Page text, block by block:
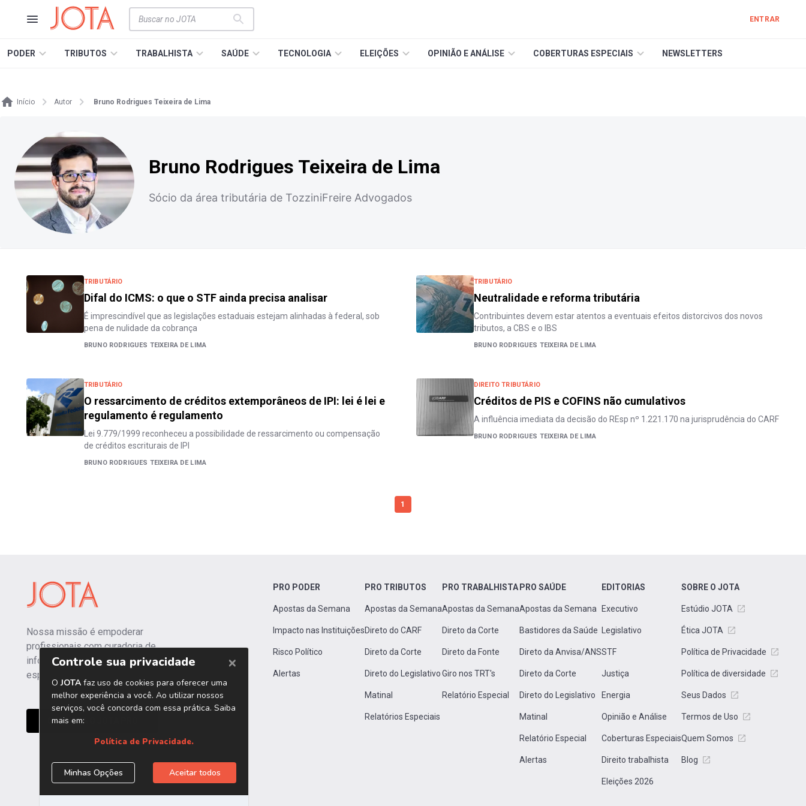
ENTRAR
PODER TRIBUTOS TRABALHISTA SAÚDE TECNOLOGIA ELEIÇÕES OPINIÃO E ANÁLISE COBERTURAS ESPECIAIS NEWSLETTERS
Início Autor Bruno Rodrigues Teixeira de Lima
Bruno Rodrigues Teixeira de Lima
Sócio da área tributária de TozziniFreire Advogados
TRIBUTÁRIO
Difal do ICMS: o que o STF ainda precisa analisar
É imprescindível que as legislações estaduais estejam alinhadas à federal, sob
pena de nulidade da cobrança
BRUNO RODRIGUES TEIXEIRA DE LIMA
TRIBUTÁRIO
Neutralidade e reforma tributária
Contribuintes devem estar atentos a eventuais efeitos distorcivos dos novos
tributos, a CBS e o IBS
BRUNO RODRIGUES TEIXEIRA DE LIMA
TRIBUTÁRIO
O ressarcimento de créditos extemporâneos de IPI: lei é lei e
regulamento é regulamento
Lei 9.779/1999 reconheceu a possibilidade de ressarcimento ou compensação
de créditos escriturais de IPI
BRUNO RODRIGUES TEIXEIRA DE LIMA
DIREITO TRIBUTÁRIO
Créditos de PIS e COFINS não cumulativos
A influência imediata da decisão do REsp nº 1.221.170 na jurisprudência do CARF
BRUNO RODRIGUES TEIXEIRA DE LIMA
1
Nossa missão é empoderar
profissionais com curadoria de
informações independentes e
especializadas.
CONHEÇA O JOTA PRO
PRO PODER
Apostas da Semana
Impacto nas Instituições
Risco Político
Alertas
PRO TRIBUTOS
Apostas da Semana
Direto do CARF
Direto da Corte
Direto do Legislativo
Matinal
Relatórios Especiais
PRO TRABALHISTA
Apostas da Semana
Direto da Corte
Direto da Fonte
Giro nos TRT's
Relatório Especial
PRO SAÚDE
Apostas da Semana
Bastidores da Saúde
Direto da Anvisa/ANS
Direto da Corte
Direto do Legislativo
Matinal
Relatório Especial
Alertas
EDITORIAS
Executivo
Legislativo
STF
Justiça
Energia
Opinião e Análise
Coberturas Especiais
Direito trabalhista
Eleições 2026
SOBRE O JOTA
Estúdio JOTA
Ética JOTA
Política de Privacidade
Política de diversidade
Seus Dados
Termos de Uso
Quem Somos
Blog